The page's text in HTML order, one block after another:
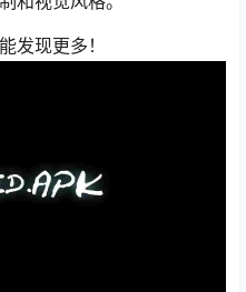
发现更多！